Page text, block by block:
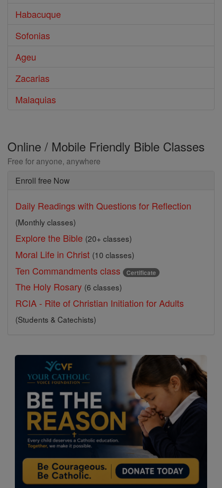
Habacuque
Sofonias
Ageu
Zacarias
Malaquias
Online / Mobile Friendly Bible Classes
Free for anyone, anywhere
Enroll free Now
Daily Readings with Questions for Reflection
(Monthly classes)
Explore the Bible (20+ classes)
Moral Life in Christ (10 classes)
Ten Commandments class Certificate
The Holy Rosary (6 classes)
RCIA - Rite of Christian Initiation for Adults
(Students & Catechists)